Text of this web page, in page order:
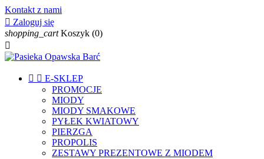
Kontakt z nami
 Zaloguj się
shopping_cart Koszyk (0)

  E-SKLEP
PROMOCJE
MIODY
MIODY SMAKOWE
PYŁEK KWIATOWY
PIERZGA
PROPOLIS
ZESTAWY PREZENTOWE Z MIODEM